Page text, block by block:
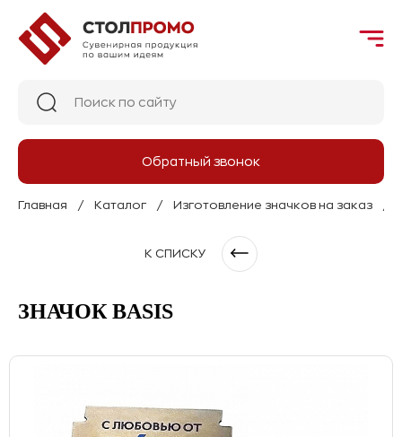
Обратный звонок
Главная Каталог Изготовление значков на заказ
К СПИСКУ
ЗНАЧОК BASIS